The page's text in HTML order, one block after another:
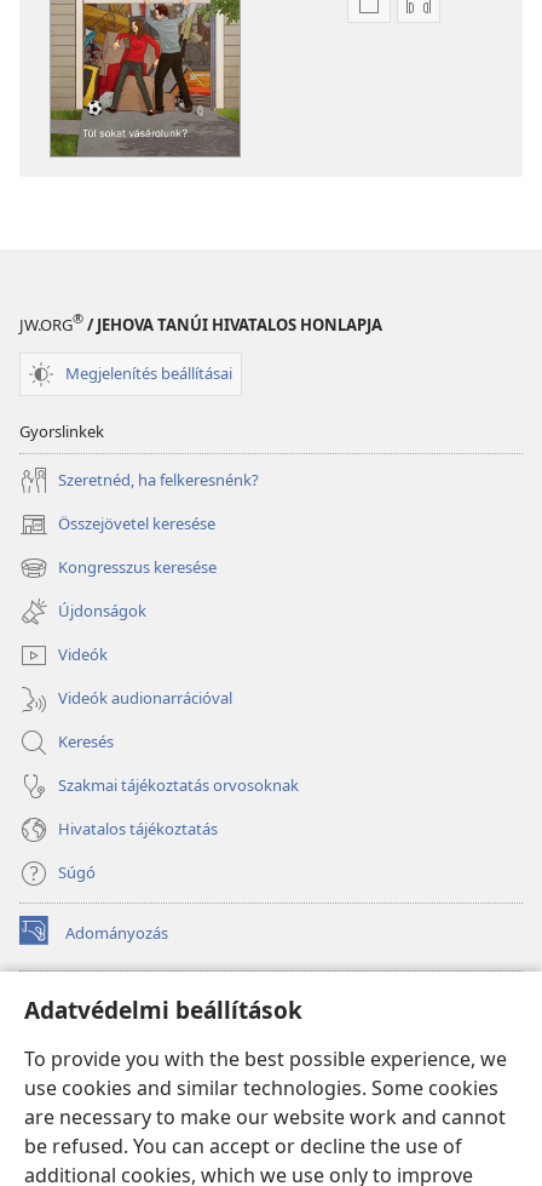
Adatvédelmi beállítások
To provide you with the best possible experience, we
use cookies and similar technologies. Some cookies
are necessary to make our website work and cannot
be refused. You can accept or decline the use of
additional cookies, which we use only to improve
Kiadványok
JW.ORG® / JEHOVA TANÚI HIVATALOS HONLAPJA
Megjelenítés beállításai
Gyorslinkek
Szeretnéd, ha felkeresnénk?
Összejövetel keresése
(opens
new
window)
Kongresszus keresése
(opens
new
window)
Újdonságok
Videók
Videók audionarrációval
Keresés
Szakmai tájékoztatás orvosoknak
Hivatalos tájékoztatás
Súgó
Adományozás
(opens
new
Őrtorony ONLINE KÖNYVTÁR
(opens
window)JW Hub
(opens
new
window)JW Library
Watchtower Library